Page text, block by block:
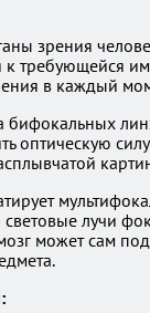
зрения
к требующейся
в каждый
бифокальных
оптическую
лучи
может сам